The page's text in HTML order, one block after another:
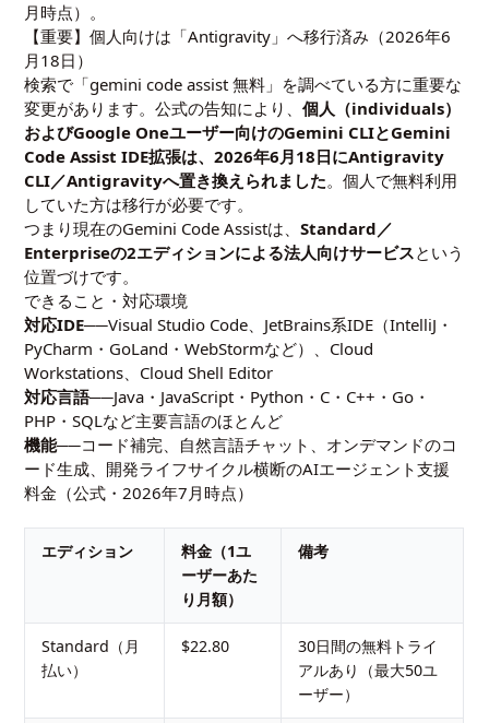
月時点）。
【重要】個人向けは「Antigravity」へ移行済み（2026年6
月18日）
検索で「gemini code assist 無料」を調べている方に重要な
変更があります。公式の告知により、個人（individuals）
およびGoogle Oneユーザー向けのGemini CLIとGemini
Code Assist IDE拡張は、2026年6月18日にAntigravity
CLI／Antigravityへ置き換えられました。個人で無料利用
していた方は移行が必要です。
つまり現在のGemini Code Assistは、Standard／
Enterpriseの2エディションによる法人向けサービスという
位置づけです。
できること・対応環境
対応IDE──Visual Studio Code、JetBrains系IDE（IntelliJ・
PyCharm・GoLand・WebStormなど）、Cloud
Workstations、Cloud Shell Editor
対応言語──Java・JavaScript・Python・C・C++・Go・
PHP・SQLなど主要言語のほとんど
機能──コード補完、自然言語チャット、オンデマンドのコ
ード生成、開発ライフサイクル横断のAIエージェント支援
料金（公式・2026年7月時点）
エディション
料金（1ユ
ーザーあた
り月額）
備考
Standard（月
払い）
$22.80
30日間の無料トライ
アルあり（最大50ユ
ーザー）